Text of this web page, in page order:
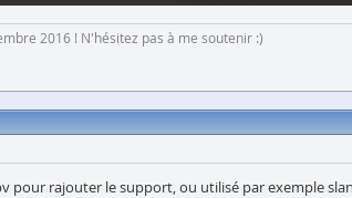
2016 ! N'hésitez pas à me soutenir :)
rajouter le support, ou utilisé par exemple